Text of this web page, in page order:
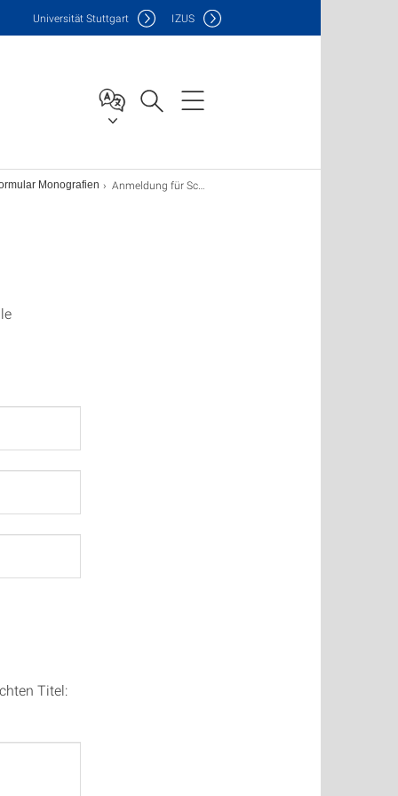
Universität Stuttgart IZUS
Monografien Anmeldung für Schulklassen
Titel: